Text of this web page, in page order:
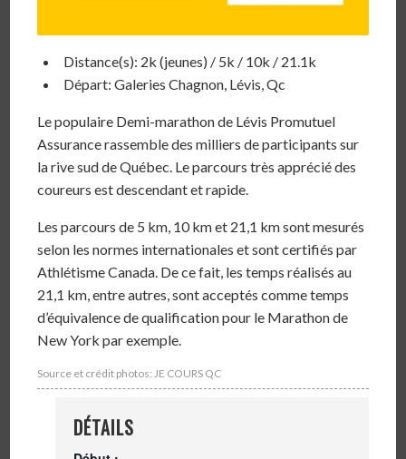
Distance(s): 2k (jeunes) / 5k / 10k / 21.1k
Départ: Galeries Chagnon, Lévis, Qc
Le populaire Demi-marathon de Lévis Promutuel
Assurance rassemble des milliers de participants sur
la rive sud de Québec. Le parcours très apprécié des
coureurs est descendant et rapide.
Les parcours de 5 km, 10 km et 21,1 km sont mesurés
selon les normes internationales et sont certifiés par
Athlétisme Canada. De ce fait, les temps réalisés au
21,1 km, entre autres, sont acceptés comme temps
d’équivalence de qualification pour le Marathon de
New York par exemple.
Source et crédit photos: JE COURS QC
DÉTAILS